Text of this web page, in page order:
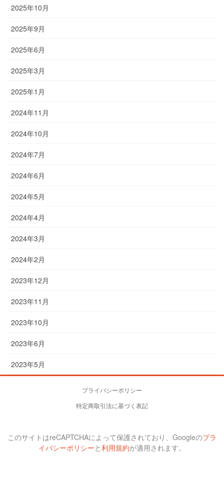
2025年10月
2025年9月
2025年6月
2025年3月
2025年1月
2024年11月
2024年10月
2024年7月
2024年6月
2024年5月
2024年4月
2024年3月
2024年2月
2023年12月
2023年11月
2023年10月
2023年6月
2023年5月
プライバシーポリシー
特定商取引法に基づく表記
このサイトはreCAPTCHAによって保護されており、Googleのプラ
イバシーポリシーと利用規約が適用されます。